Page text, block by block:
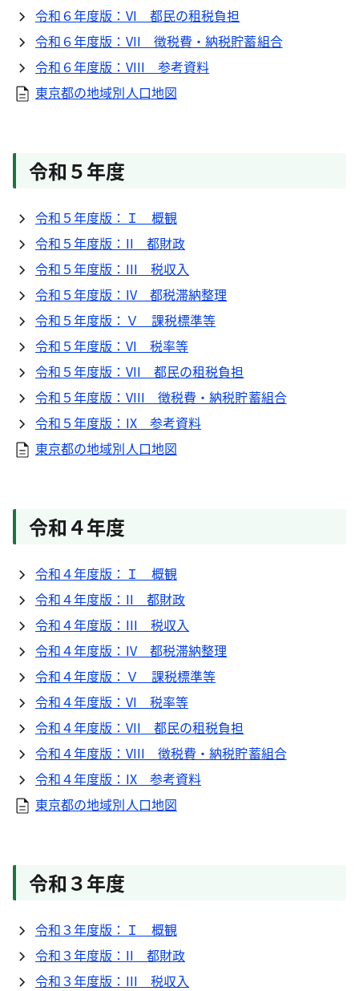
令和６年度版：VI 都民の租税負担
令和６年度版：VII 徴税費・納税貯蓄組合
令和６年度版：VIII 参考資料
東京都の地域別人口地図
令和５年度
令和５年度版：Ｉ 概観
令和５年度版：II 都財政
令和５年度版：III 税収入
令和５年度版：IV 都税滞納整理
令和５年度版：Ｖ 課税標準等
令和５年度版：VI 税率等
令和５年度版：VII 都民の租税負担
令和５年度版：VIII 徴税費・納税貯蓄組合
令和５年度版：IX 参考資料
東京都の地域別人口地図
令和４年度
令和４年度版：Ｉ 概観
令和４年度版：II 都財政
令和４年度版：III 税収入
令和４年度版：IV 都税滞納整理
令和４年度版：Ｖ 課税標準等
令和４年度版：VI 税率等
令和４年度版：VII 都民の租税負担
令和４年度版：VIII 徴税費・納税貯蓄組合
令和４年度版：IX 参考資料
東京都の地域別人口地図
令和３年度
令和３年度版：Ｉ 概観
令和３年度版：II 都財政
令和３年度版：III 税収入